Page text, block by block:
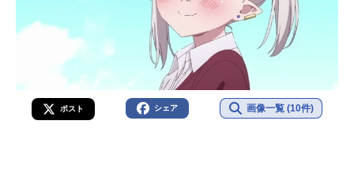
ポスト シェア 画像一覧 (10件)